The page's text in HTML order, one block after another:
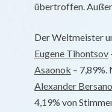
übertroffen.
Der Weltmeister
Eugene Tihontsov
Asaonok – 7,89%.
Alexander
4,19% von